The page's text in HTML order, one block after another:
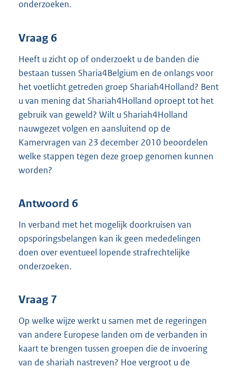
onderzoeken.
Vraag 6
Heeft u zicht op of onderzoekt u de banden die
bestaan tussen Sharia4Belgium en de onlangs voor
het voetlicht getreden groep Shariah4Holland? Bent
u van mening dat Shariah4Holland oproept tot het
gebruik van geweld? Wilt u Shariah4Holland
nauwgezet volgen en aansluitend op de
Kamervragen van 23 december 2010 beoordelen
welke stappen tegen deze groep genomen kunnen
worden?
Antwoord 6
In verband met het mogelijk doorkruisen van
opsporingsbelangen kan ik geen mededelingen
doen over eventueel lopende strafrechtelijke
onderzoeken.
Vraag 7
Op welke wijze werkt u samen met de regeringen
van andere Europese landen om de verbanden in
kaart te brengen tussen groepen die de invoering
van de shariah nastreven? Hoe vergroot u de